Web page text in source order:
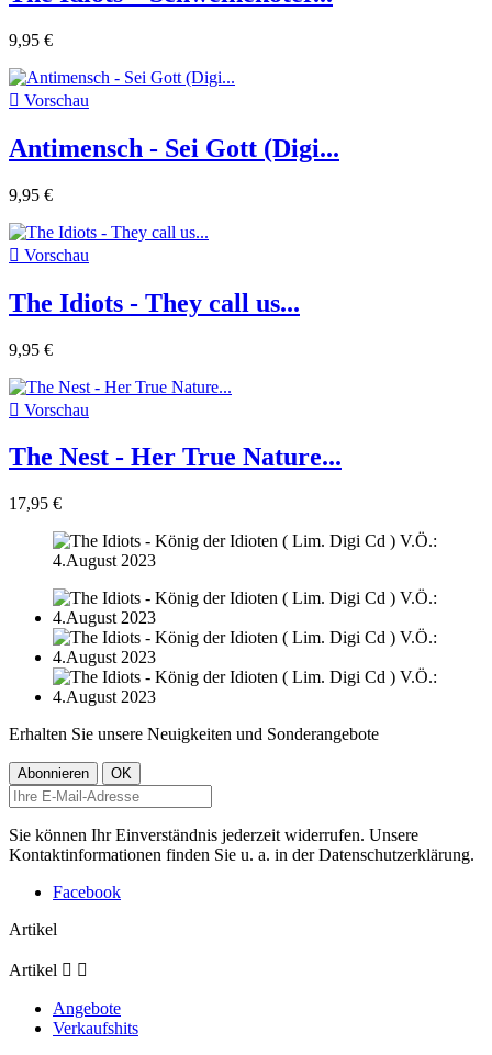
9,95 €
 Vorschau
Antimensch - Sei Gott (Digi...
9,95 €
 Vorschau
The Idiots - They call us...
9,95 €
 Vorschau
The Nest - Her True Nature...
17,95 €
Erhalten Sie unsere Neuigkeiten und Sonderangebote
Sie können Ihr Einverständnis jederzeit widerrufen. Unsere
Kontaktinformationen finden Sie u. a. in der Datenschutzerklärung.
Facebook
Artikel
Artikel  
Angebote
Verkaufshits